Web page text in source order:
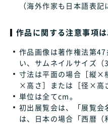
（海外作家も日本語表記
作品に関する注意事項
作品画像は著作権法第
い、サムネイルサイズ（
寸法は平面の場合［縦×
×高さ］または［径×高
単位は全てcm。
初出展覧会は、「展覧
は、日本の場合「西暦（